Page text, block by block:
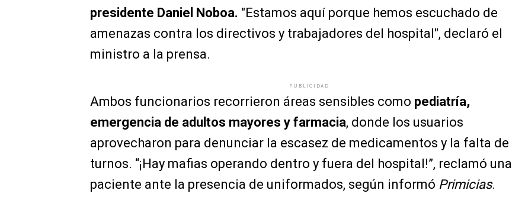
presidente Daniel Noboa. "Estamos aquí porque hemos escuchado de
amenazas contra los directivos y trabajadores del hospital", declaró el
ministro a la prensa.
PUBLICIDAD
Ambos funcionarios recorrieron áreas sensibles como pediatría,
emergencia de adultos mayores y farmacia, donde los usuarios
aprovecharon para denunciar la escasez de medicamentos y la falta de
turnos. “¡Hay mafias operando dentro y fuera del hospital!”, reclamó una
paciente ante la presencia de uniformados, según informó Primicias.